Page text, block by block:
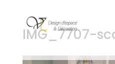
IMG_7707-